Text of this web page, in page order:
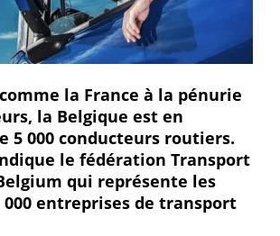
la France à la pénurie
la Belgique est en
5 000 conducteurs routiers.
le fédération Transport
qui représente les
000 entreprises de transport